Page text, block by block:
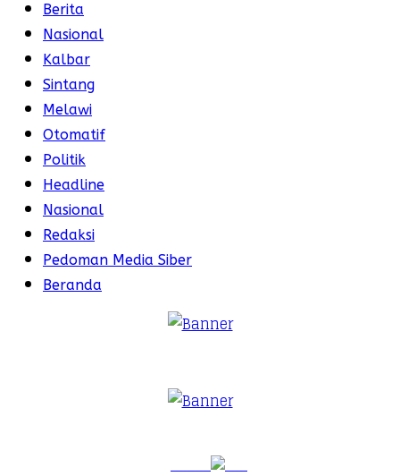
Berita
Nasional
Kalbar
Sintang
Melawi
Otomatif
Politik
Headline
Nasional
Redaksi
Pedoman Media Siber
Beranda